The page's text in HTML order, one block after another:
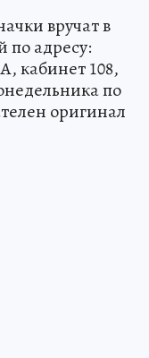
вручат в
по адресу:
кабинет 108,
по
оригинал